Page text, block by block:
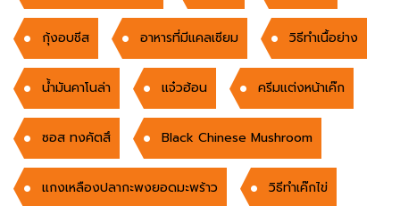
กุ้งอบชีส อาหารที่มีแคลเซียม วิธีทำเนื้อย่าง
น้ำมันคาโนล่า แจ๋วฮ้อน ครีมแต่งหน้าเค๊ก
ซอส ทงคัตสึ Black Chinese Mushroom
แกงเหลืองปลากะพงยอดมะพร้าว วิธีทำเค๊กไข่